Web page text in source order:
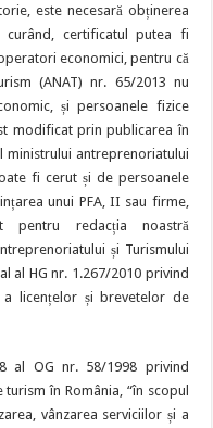
este necesară obținerea
curând, certificatul putea fi
economici, pentru că
(ANAT) nr. 65/2013 nu
și persoanele fizice
modificat prin publicarea în
antreprenoriatului
fi cerut și de persoanele
unui PFA, II sau firme,
pentru redacția noastră
și Turismului
al HG nr. 1.267/2010 privind
licențelor și brevetelor de
al OG nr. 58/1998 privind
în România, “în scopul
vânzarea serviciilor și a